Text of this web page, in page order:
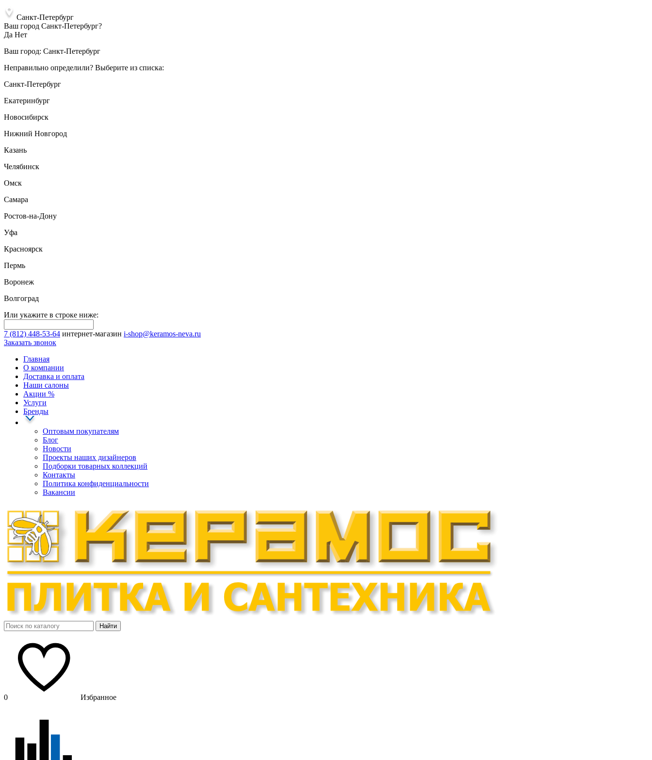
Санкт-Петербург
Ваш город Санкт-Петербург?
Да Нет
Ваш город: Санкт-Петербург
Неправильно определили? Выберите из списка:
Санкт-Петербург
Екатеринбург
Новосибирск
Нижний Новгород
Казань
Челябинск
Омск
Самара
Ростов-на-Дону
Уфа
Красноярск
Пермь
Воронеж
Волгоград
Или укажите в строке ниже:
7 (812) 448-53-64 интернет-магазин i-shop@keramos-neva.ru
Заказать звонок
Главная
О компании
Доставка и оплата
Наши cалоны
Акции %
Услуги
Бренды
Оптовым покупателям
Блог
Новости
Проекты наших дизайнеров
Подборки товарных коллекций
Контакты
Политика конфиденциальности
Вакансии
Найти
0 Избранное